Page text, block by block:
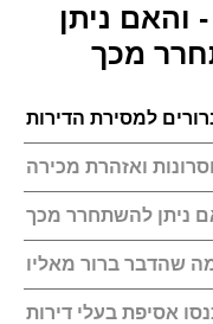
והאם ניתן
מכך
ואזהרת מכירה
ניתן להשתחרר מכך
שהדבר ברור מאליו
אסיפת בעלי דירות